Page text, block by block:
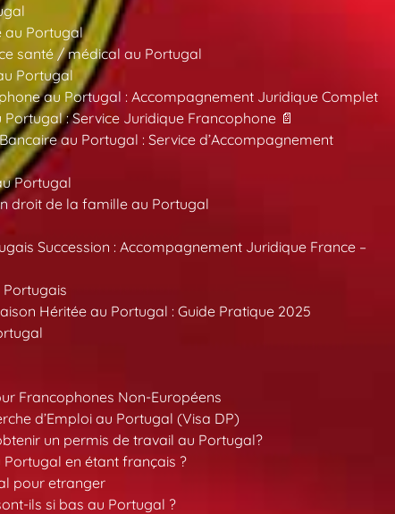
au Portugal
santé / médical au Portugal
Portugal
au Portugal : Accompagnement Juridique Complet
: Service Juridique Francophone 📄
au Portugal : Service d’Accompagnement
Portugal
droit de la famille au Portugal
Succession : Accompagnement Juridique France –
Portugais
Héritée au Portugal : Guide Pratique 2025
Francophones Non-Européens
d’Emploi au Portugal (Visa DP)
un permis de travail au Portugal?
en étant français ?
pour etranger
ils si bas au Portugal ?